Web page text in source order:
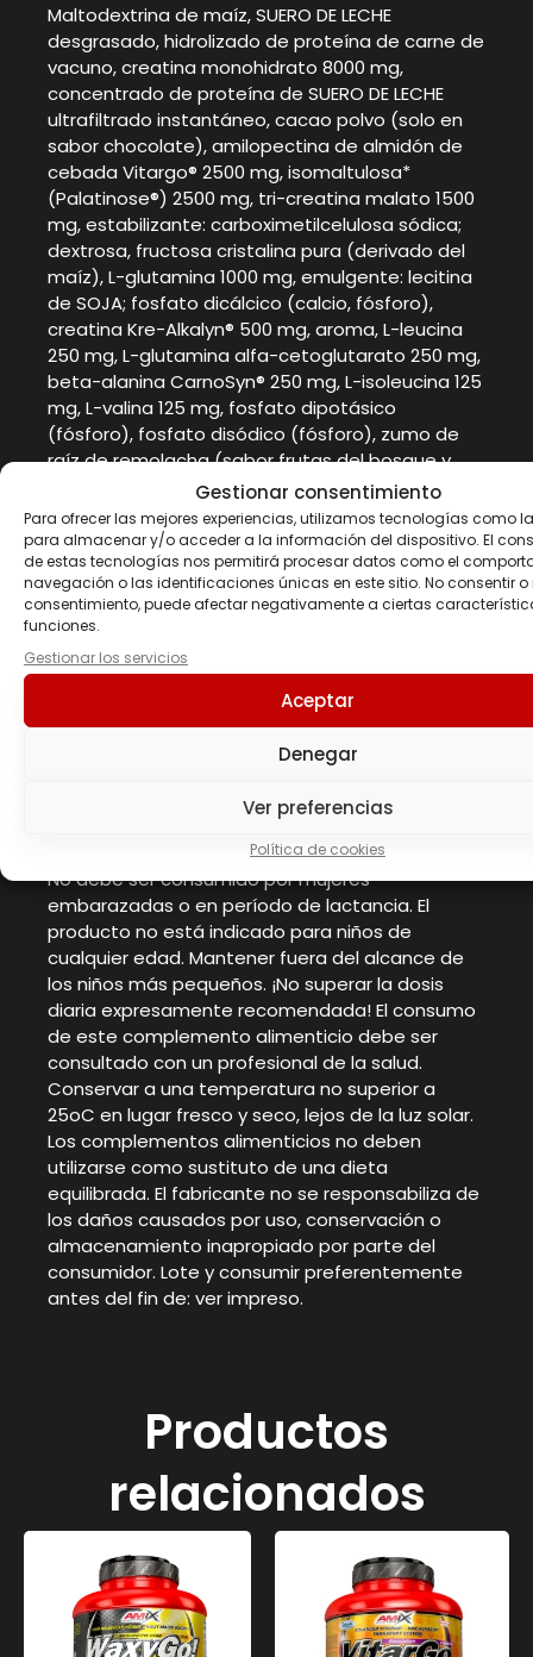
Gestionar consentimiento
Para ofrecer las mejores experiencias, utilizamos tecnologías como
para almacenar y/o acceder a la información del dispositivo. El
de estas tecnologías nos permitirá procesar datos como el
navegación o las identificaciones únicas en este sitio. No consentir o
consentimiento, puede afectar negativamente a ciertas
funciones.
Gestionar los servicios
Aceptar
Denegar
Ver preferencias
Política de cookies
Maltodextrina de maíz, SUERO DE LECHE
desgrasado, hidrolizado de proteína de carne de
vacuno, creatina monohidrato 8000 mg,
concentrado de proteína de SUERO DE LECHE
ultrafiltrado instantáneo, cacao polvo (solo en
sabor chocolate), amilopectina de almidón de
cebada Vitargo® 2500 mg, isomaltulosa*
(Palatinose®) 2500 mg, tri-creatina malato 1500
mg, estabilizante: carboximetilcelulosa sódica;
dextrosa, fructosa cristalina pura (derivado del
maíz), L-glutamina 1000 mg, emulgente: lecitina
de SOJA; fosfato dicálcico (calcio, fósforo),
creatina Kre-Alkalyn® 500 mg, aroma, L-leucina
250 mg, L-glutamina alfa-cetoglutarato 250 mg,
beta-alanina CarnoSyn® 250 mg, L-isoleucina 125
mg, L-valina 125 mg, fosfato dipotásico
(fósforo), fosfato disódico (fósforo), zumo de
raíz de remolacha (sabor frutas del bosque y
fresa-plátano), L-citrulina base 100 mg, enzimas
digestivas pantentadas Digezyme® complejo
multienzimático 75 mg (amilasa, lipasa, lactasa,
celulasa y proteasa neutra bacteriana),
edulcorantes: sucralosa y acesulfamo-K.
Dosis recomendada: 100 g. (3 cacitos).
de AMIX™ CarboJet™ Mass con 300-350 ml de
agua o leche desnatada. Utilizar un mezclador y
batir durante unos 30 segundos. Tomar de uno a
tres batidos al día dependiendo de la necesidad
diaria de proteínas e hidratos de carbono.
No debe ser consumido por mujeres
embarazadas o en período de lactancia. El
producto no está indicado para niños de
cualquier edad. Mantener fuera del alcance de
los niños más pequeños. ¡No superar la dosis
diaria expresamente recomendada! El consumo
de este complemento alimenticio debe ser
consultado con un profesional de la salud.
Conservar a una temperatura no superior a
25oC en lugar fresco y seco, lejos de la luz solar.
Los complementos alimenticios no deben
utilizarse como sustituto de una dieta
equilibrada. El fabricante no se responsabiliza de
los daños causados por uso, conservación o
almacenamiento inapropiado por parte del
consumidor. Lote y consumir preferentemente
antes del fin de: ver impreso.
Productos
relacionados